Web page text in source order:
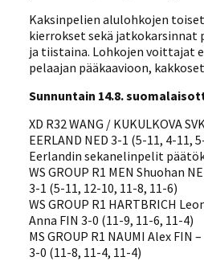
Kaksinpelien alulohkojen
kierrokset sekä jatkokarsinnat
ja tiistaina. Lohkojen voittajat
pelaajan pääkaavioon,
Sunnuntain 14.8.
XD R32 WANG / KUKULKOVA
EERLAND NED 3-1 (5-11, 4-11,
Eerlandin sekanelinpelit
WS GROUP R1 MEN Shuohan
3-1 (5-11, 12-10, 11-8, 11-6)
WS GROUP R1 HARTBRICH
Anna FIN 3-0 (11-9, 11-6, 11-4)
MS GROUP R1 NAUMI Alex FIN
3-0 (11-8, 11-4, 11-4)